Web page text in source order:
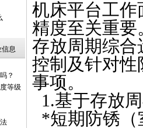
信息
？
等级
机床平台工作
精度至关重要
存放周期综合
控制及针对性
事项。
1.基于存放
*短期防锈